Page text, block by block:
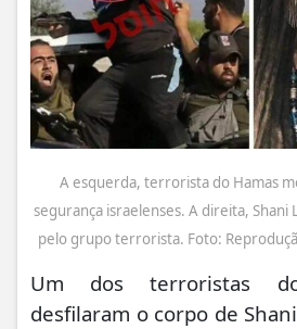
A esquerda, terrorista do Hamas
segurança israelenses. A direita, Shani
pelo grupo terrorista. Foto:
Um dos terroristas
desfilaram o corpo de